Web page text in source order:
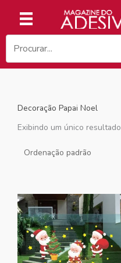
conteúdo
Decoração Papai Noel
Exibindo um único resultado